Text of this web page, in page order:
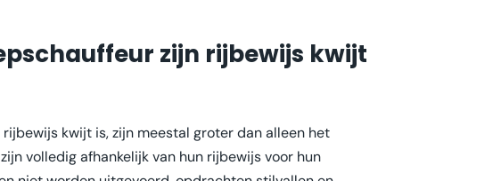
zijn rijbewijs kwijt
kwijt is, zijn meestal groter dan alleen het
volledig afhankelijk van hun rijbewijs voor hun